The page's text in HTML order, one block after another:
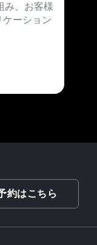
み、お客様
ーション
約はこちら